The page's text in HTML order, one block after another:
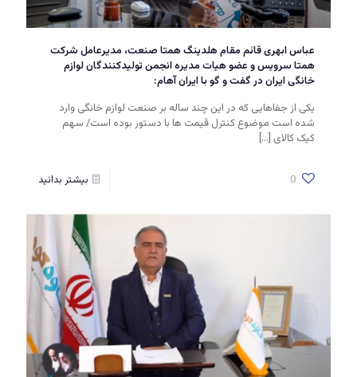
عباس ابهری قائم مقام هلدینگ همتا صنعت، مدیرعامل شرکت
همتا سرویس و عضو هیات مدیره انجمن تولیدکنندگان لوازم
خانگی ایران در گفت و گو با ایران آهام:
یکی از جفاهایی که در این چند ساله بر صنعت لوازم خانگی وارد
شده است موضوع کنترل قیمت ها با دستور بوده است/ سهم
کیک کالای […]
0 بیشتر بدانید